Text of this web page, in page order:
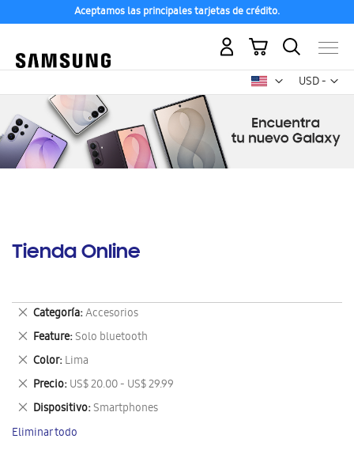
Aceptamos las principales tarjetas de crédito.
USD -
dólar
Mi carrito
Tienda Online
Categoría Accesorios
Eliminar
este
artículo
Feature Solo bluetooth
Eliminar
este
artículo
Color Lima
Eliminar
este
artículo
Precio US$ 20.00 - US$ 29.99
Eliminar
este
artículo
Dispositivo Smartphones
Eliminar
este
artículo
Eliminar todo